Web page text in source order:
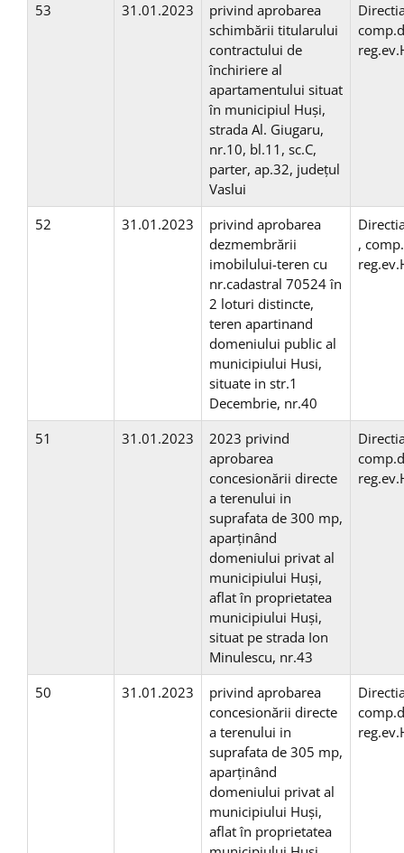
53 31.01.2023
privind aprobarea
schimbării titularului
contractului de
închiriere al
apartamentului situat
în municipiul Huși,
strada Al. Giugaru,
nr.10, bl.11, sc.C,
parter, ap.32, județul
Vaslui
52 31.01.2023
privind aprobarea
dezmembrării
imobilului-teren cu
nr.cadastral 70524 în
2 loturi distincte,
teren apartinand
domeniului public al
municipiului Husi,
situate in str.1
Decembrie, nr.40
,
51 31.01.2023
2023 privind
aprobarea
concesionării directe
a terenului in
suprafata de 300 mp,
aparţinând
domeniului privat al
municipiului Huşi,
aflat în proprietatea
municipiului Huşi,
situat pe strada Ion
Minulescu, nr.43
50 31.01.2023
privind aprobarea
concesionării directe
a terenului in
suprafata de 305 mp,
aparţinând
domeniului privat al
municipiului Huşi,
aflat în proprietatea